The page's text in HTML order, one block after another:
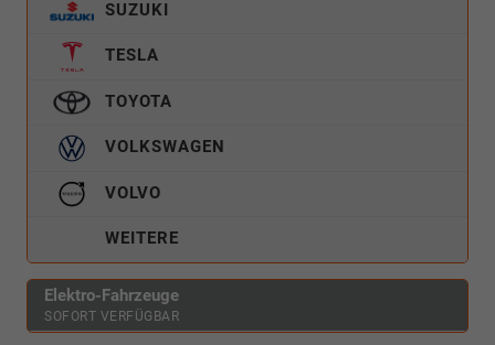
SUZUKI
TESLA
TOYOTA
VOLKSWAGEN
VOLVO
WEITERE
Elektro-Fahrzeuge
SOFORT VERFÜGBAR